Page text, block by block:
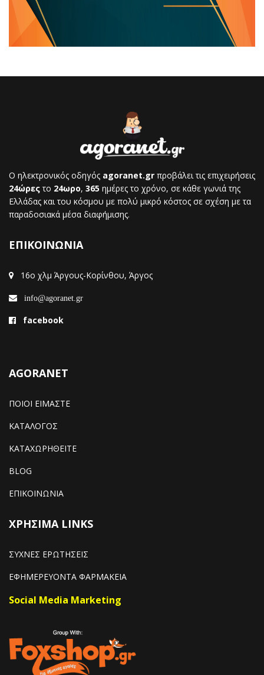
Ο ηλεκτρονικός οδηγός agoranet.gr προβάλει τις επιχειρήσεις
24ώρεςτο 24ωρο, 365 ημέρες το χρόνο, σε κάθε γωνιά της
Ελλάδας και του κόσμου με πολύ μικρό κόστος σε σχέση με τα
παραδοσιακά μέσα διαφήμισης.
ΕΠΙΚΟΙΝΩΝΙΑ
16ο χλμ Άργους-Κορίνθου, Άργος
info@agoranet.gr
facebook
AGORANET
ΠΟΙΟΙ ΕΙΜΑΣΤΕ
ΚΑΤΑΛΟΓΟΣ
ΚΑΤΑΧΩΡΗΘΕΙΤΕ
BLOG
ΕΠΙΚΟΙΝΩΝΙΑ
ΧΡΗΣΙΜΑ LINKS
ΣΥΧΝΕΣ ΕΡΩΤΗΣΕΙΣ
ΕΦΗΜΕΡΕΥΟΝΤΑ ΦΑΡΜΑΚΕΙΑ
Social Media Marketing